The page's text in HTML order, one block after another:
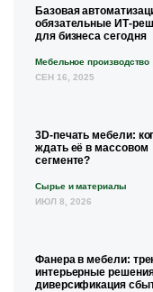
Базовая
обязательные ИТ-
для бизнеса сегодня
Мебельное производство
СЕН 16, 2025
3D-печать мебели:
ждать её в массовом
сегменте?
Сырье и материалы
ИЮЛ 8, 2026
Фанера в мебели:
интерьерные
диверсификация